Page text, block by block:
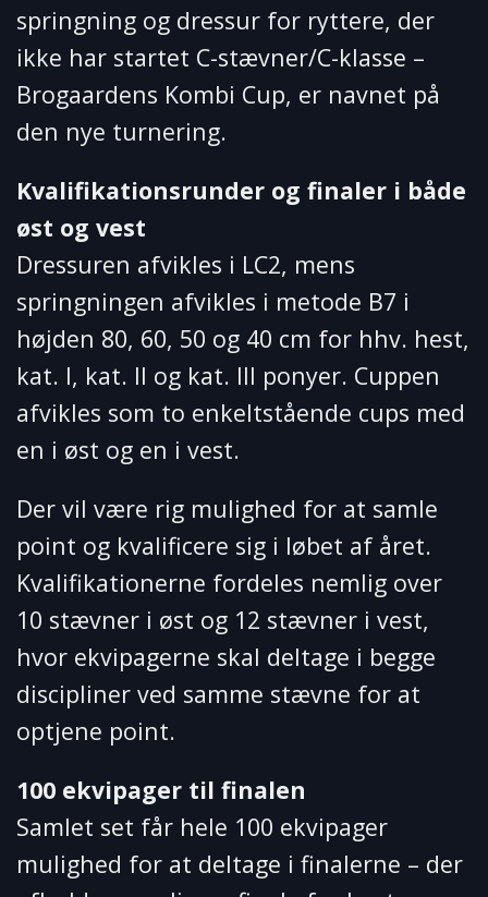
springning og dressur for ryttere, der
ikke har startet C-stævner/C-klasse –
Brogaardens Kombi Cup, er navnet på
den nye turnering.
Kvalifikationsrunder og finaler i både
øst og vest
Dressuren afvikles i LC2, mens
springningen afvikles i metode B7 i
højden 80, 60, 50 og 40 cm for hhv. hest,
kat. I, kat. II og kat. III ponyer. Cuppen
afvikles som to enkeltstående cups med
en i øst og en i vest.
Der vil være rig mulighed for at samle
point og kvalificere sig i løbet af året.
Kvalifikationerne fordeles nemlig over
10 stævner i øst og 12 stævner i vest,
hvor ekvipagerne skal deltage i begge
discipliner ved samme stævne for at
optjene point.
100 ekvipager til finalen
Samlet set får hele 100 ekvipager
mulighed for at deltage i finalerne – der